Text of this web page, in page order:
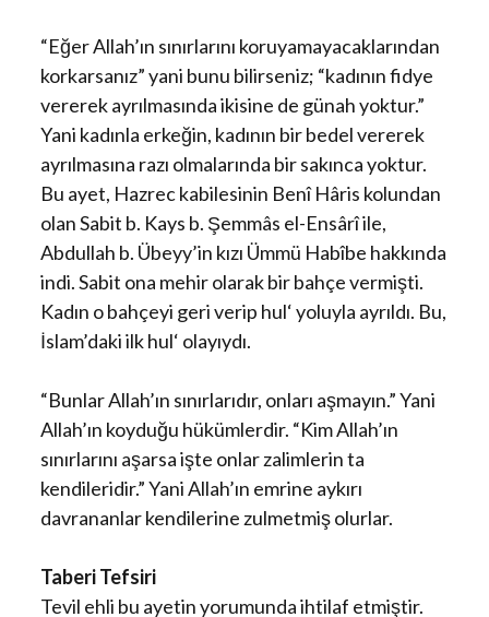
“Eğer Allah’ın sınırlarını koruyamayacaklarından
korkarsanız” yani bunu bilirseniz; “kadının fidye
vererek ayrılmasında ikisine de günah yoktur.”
Yani kadınla erkeğin, kadının bir bedel vererek
ayrılmasına razı olmalarında bir sakınca yoktur.
Bu ayet, Hazrec kabilesinin Benî Hâris kolundan
olan Sabit b. Kays b. Şemmâs el-Ensârî ile,
Abdullah b. Übeyy’in kızı Ümmü Habîbe hakkında
indi. Sabit ona mehir olarak bir bahçe vermişti.
Kadın o bahçeyi geri verip hul‘ yoluyla ayrıldı. Bu,
İslam’daki ilk hul‘ olayıydı.
“Bunlar Allah’ın sınırlarıdır, onları aşmayın.” Yani
Allah’ın koyduğu hükümlerdir. “Kim Allah’ın
sınırlarını aşarsa işte onlar zalimlerin ta
kendileridir.” Yani Allah’ın emrine aykırı
davrananlar kendilerine zulmetmiş olurlar.
Taberi Tefsiri
Tevil ehli bu ayetin yorumunda ihtilaf etmiştir.